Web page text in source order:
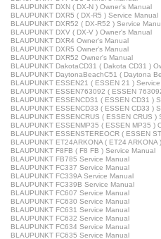
BLAUPUNKT DXN ( DX-N ) Owner's Manual
BLAUPUNKT DXR5 ( DX-R5 ) Service Manual
BLAUPUNKT DXR52 ( DX-R52 ) Service
BLAUPUNKT DXV ( DX-V ) Owner's Manual
BLAUPUNKT DXR4 Owner's Manual
BLAUPUNKT DXR5 Owner's Manual
BLAUPUNKT DXR52 Owner's Manual
BLAUPUNKT DakotaCD31 ( Dakota CD31 )
BLAUPUNKT DaytonaBeachC51 ( Daytona
BLAUPUNKT ESSEN21 ( ESSEN 21 )
BLAUPUNKT ESSEN763092 ( ESSEN
BLAUPUNKT ESSENCD31 ( ESSEN CD31 )
BLAUPUNKT ESSENCD33 ( ESSEN CD33 )
BLAUPUNKT ESSENCRUS ( ESSEN CRUS )
BLAUPUNKT ESSENMP35 ( ESSEN MP35 )
BLAUPUNKT ESSENSTEREOCR ( ESSEN
BLAUPUNKT ET24ARKONA ( ET24 ARKONA
BLAUPUNKT F8FB ( F8 FB ) Service Manual
BLAUPUNKT FB785 Service Manual
BLAUPUNKT FC337 Service Manual
BLAUPUNKT FC339A Service Manual
BLAUPUNKT FC339B Service Manual
BLAUPUNKT FC607 Service Manual
BLAUPUNKT FC630 Service Manual
BLAUPUNKT FC631 Service Manual
BLAUPUNKT FC632 Service Manual
BLAUPUNKT FC634 Service Manual
BLAUPUNKT FC635 Service Manual